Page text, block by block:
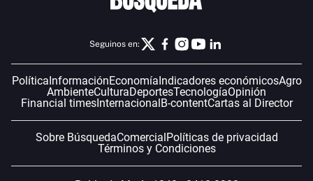
Seguinos en:
PolíticaInformaciónEconomíaIndicadores económicosAgro
AmbienteCulturaDeportesTecnologíaOpinión
Financial timesInternacionalB-contentCartas al Director
Sobre BúsquedaComercialPolíticas de privacidad
Términos y Condiciones